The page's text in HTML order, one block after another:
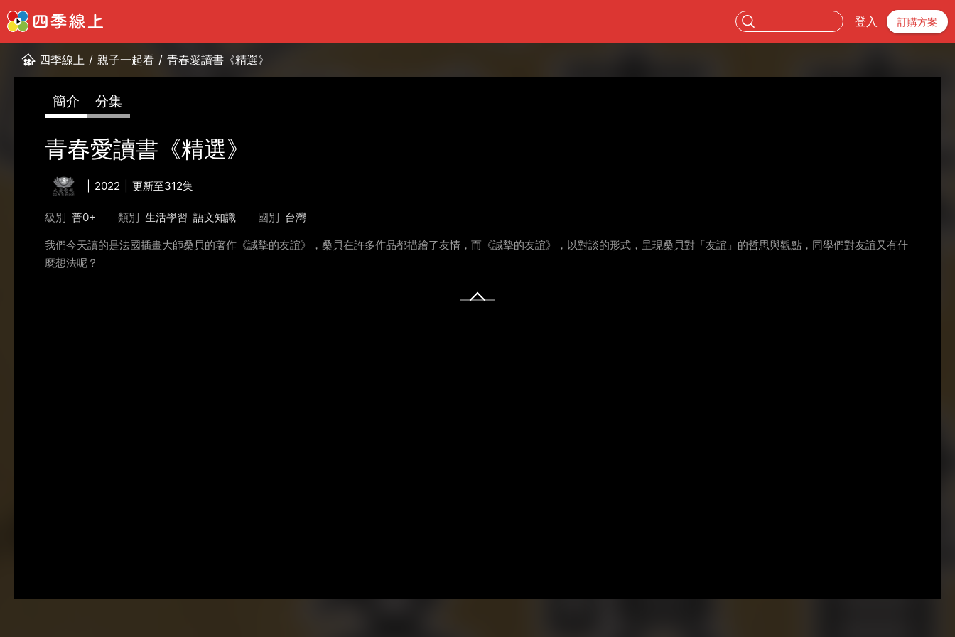
登入 訂購方案
四季線上 / 親子一起看 / 青春愛讀書《精選》
簡介 分集
青春愛讀書《精選》
2022 更新至312集
級別 普0+ 類別 生活學習 語文知識 國別 台灣
我們今天讀的是法國插畫大師桑貝的著作《誠摯的友誼》，桑貝在許多作品都描繪了友情，而《誠摯的友誼》，以對談的形式，呈現桑貝對「友誼」的哲思與觀點，同學們對友誼又有什
麼想法呢？